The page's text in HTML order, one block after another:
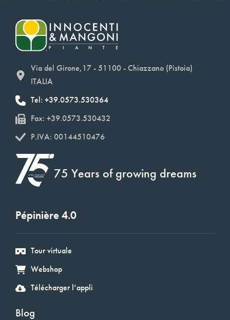
Via del Girone,17 - 51100 - Chiazzano (Pistoia)
ITALIA
Tel: +39.0573.530364
Fax: +39.0573.530432
P.IVA: 00144510476
75 Years of growing dreams
Pépinière 4.0
Tour virtuale
Webshop
Télécharger l’appli
Blog